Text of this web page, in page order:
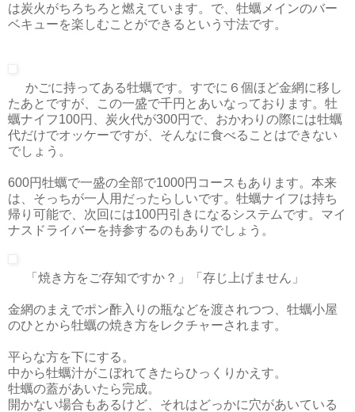
は炭火がちろちろと燃えています。で、牡蠣メインのバー
ベキューを楽しむことができるという寸法です。
かごに持ってある牡蠣です。すでに６個ほど金網に移し
たあとですが、この一盛で千円とあいなっております。牡
蠣ナイフ100円、炭火代が300円で、おかわりの際には牡蠣
代だけでオッケーですが、そんなに食べることはできない
でしょう。
600円牡蠣で一盛の全部で1000円コースもあります。本来
は、そっちが一人用だったらしいです。牡蠣ナイフは持ち
帰り可能で、次回には100円引きになるシステムです。マイ
ナスドライバーを持参するのもありでしょう。
「焼き方をご存知ですか？」「存じ上げません」
金網のまえでポン酢入りの瓶などを渡されつつ、牡蠣小屋
のひとから牡蠣の焼き方をレクチャーされます。
平らな方を下にする。
中から牡蠣汁がこぼれてきたらひっくりかえす。
牡蠣の蓋があいたら完成。
開かない場合もあるけど、それはどっかに穴があいている